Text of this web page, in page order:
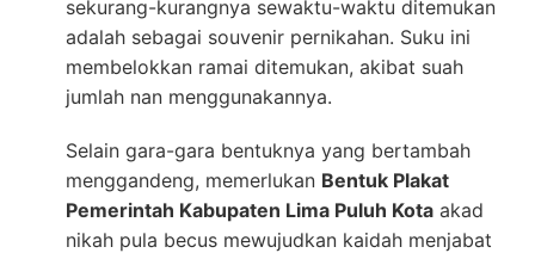
sekurang-kurangnya sewaktu-waktu ditemukan
adalah sebagai souvenir pernikahan. Suku ini
membelokkan ramai ditemukan, akibat suah
jumlah nan menggunakannya.
Selain gara-gara bentuknya yang bertambah
menggandeng, memerlukan Bentuk Plakat
Pemerintah Kabupaten Lima Puluh Kota akad
nikah pula becus mewujudkan kaidah menjabat